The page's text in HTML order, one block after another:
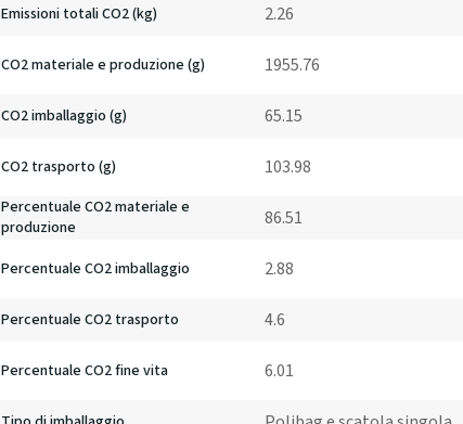
Emissioni totali CO2 (kg) 2.26
CO2 materiale e produzione (g) 1955.76
CO2 imballaggio (g) 65.15
CO2 trasporto (g) 103.98
Percentuale CO2 materiale e
produzione
86.51
Percentuale CO2 imballaggio 2.88
Percentuale CO2 trasporto 4.6
Percentuale CO2 fine vita 6.01